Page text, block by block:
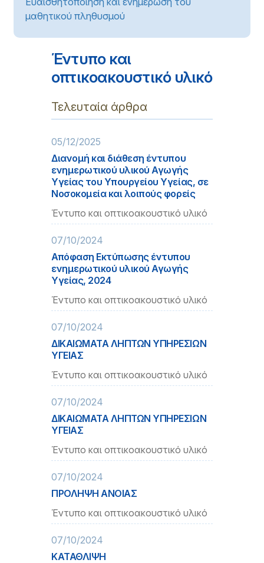
μαθητικού πληθυσμού
Έντυπο και
οπτικοακουστικό υλικό
Τελευταία άρθρα
05/12/2025
Διανομή και διάθεση έντυπου
ενημερωτικού υλικού Αγωγής
Υγείας του Υπουργείου Υγείας, σε
Νοσοκομεία και λοιπούς φορείς
Έντυπο και οπτικοακουστικό υλικό
07/10/2024
Απόφαση Εκτύπωσης έντυπου
ενημερωτικού υλικού Αγωγής
Υγείας, 2024
Έντυπο και οπτικοακουστικό υλικό
07/10/2024
ΔΙΚΑΙΩΜΑΤΑ ΛΗΠΤΩΝ ΥΠΗΡΕΣΙΩΝ
ΥΓΕΙΑΣ
Έντυπο και οπτικοακουστικό υλικό
07/10/2024
ΔΙΚΑΙΩΜΑΤΑ ΛΗΠΤΩΝ ΥΠΗΡΕΣΙΩΝ
ΥΓΕΙΑΣ
Έντυπο και οπτικοακουστικό υλικό
07/10/2024
ΠΡΟΛΗΨΗ ΑΝΟΙΑΣ
Έντυπο και οπτικοακουστικό υλικό
07/10/2024
ΚΑΤΑΘΛΙΨΗ